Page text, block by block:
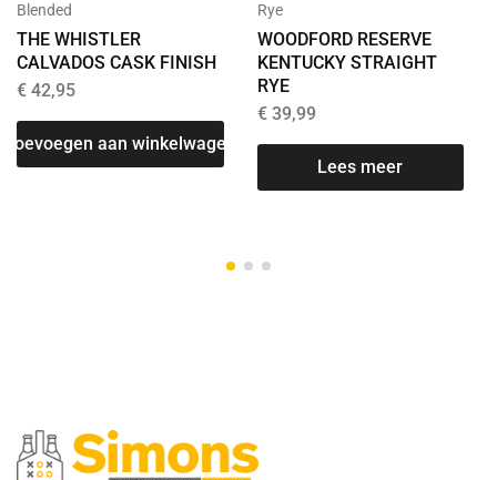
Blended
THE WHISTLER
CALVADOS CASK FINISH
€ 42,95
Toevoegen aan winkelwagen
Rye
WOODFORD RESERVE
KENTUCKY STRAIGHT
RYE
€39,99
Lees meer